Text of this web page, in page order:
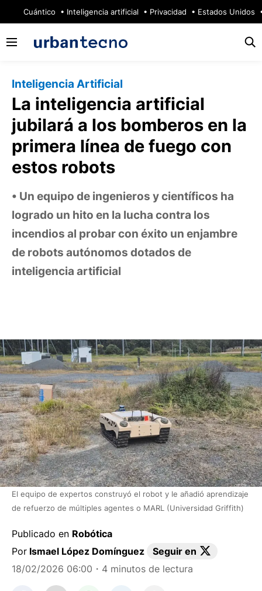
Cuántico Inteligencia artificial Privacidad Estados Unidos
Inteligencia Artificial
La inteligencia artificial
jubilará a los bomberos en la
primera línea de fuego con
estos robots
Un equipo de ingenieros y científicos ha
logrado un hito en la lucha contra los
incendios al probar con éxito un enjambre
de robots autónomos dotados de
inteligencia artificial
El equipo de expertos construyó el robot y le añadió aprendizaje
de refuerzo de múltiples agentes o MARL (Universidad Griffith)
Publicado en Robótica
Por Ismael López Domínguez
Seguir en
18/02/2026 06:00 ・4 minutos de lectura